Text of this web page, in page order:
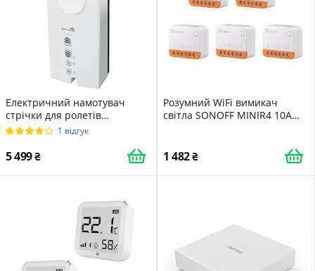
Електричний намотувач
стрічки для ролетів
Schellenberg Rollodrive 55 /
Для стрічок 14-23 мм / Білий
1 відгук
5 499
Розумний WiFi вимикач
світла SONOFF MINIR4 10A
1 482